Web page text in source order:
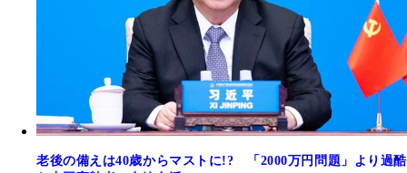
老後の備えは40歳からマストに!? 「2000万円問題」より過酷